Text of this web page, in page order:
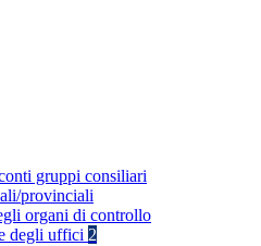
gruppi consiliari
provinciali
organi di controllo
degli uffici 2